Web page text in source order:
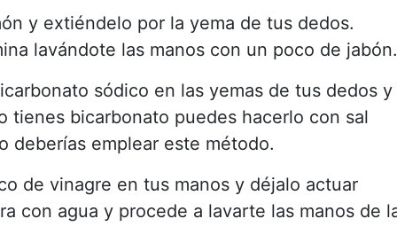
y extiéndelo por la yema de tus dedos.
lavándote las manos con un poco de jabón.
sódico en las yemas de tus dedos y
tienes bicarbonato puedes hacerlo con sal
deberías emplear este método.
de vinagre en tus manos y déjalo actuar
con agua y procede a lavarte las manos de